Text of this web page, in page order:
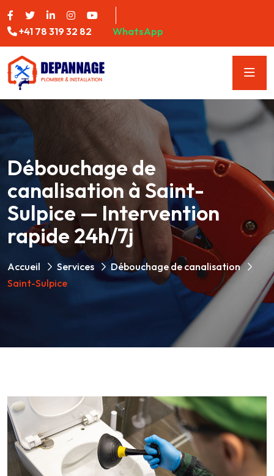
+41 78 319 32 82 WhatsApp
Débouchage de
canalisation à Saint-
Sulpice — Intervention
rapide 24h/7j
Accueil Services
Débouchage de canalisation
Saint-Sulpice